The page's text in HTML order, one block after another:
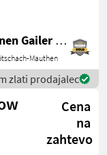
cm *
Maschinen Gailer GmbH
Mauthen
zlati prodajalec
Cena
na
zahtevo